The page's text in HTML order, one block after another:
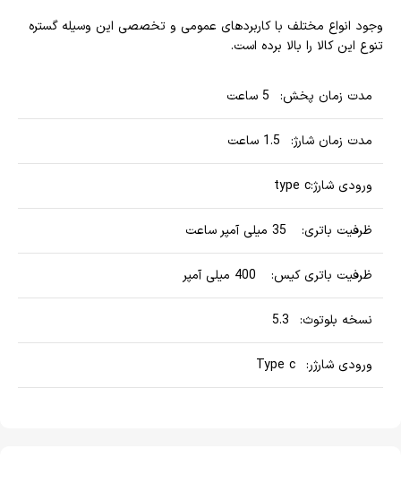
وجود انواع مختلف با کاربردهای عمومی و تخصصی این وسیله گستره
تنوع این کالا را بالا برده است.
مدت زمان پخش: 5 ساعت
مدت زمان شارژ: 1.5 ساعت
ورودی شارژ:type c
ظرفیت باتری: 35 میلی آمپر ساعت
ظرفیت باتری کیس: 400 میلی آمپر
نسخه بلوتوث: 5.3
ورودی شارژر: Type c